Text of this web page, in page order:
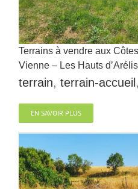
Terrains à vendre aux
Vienne – Les Hauts d’Arélis
terrain, terrain-accueil ,
EN SAVOIR PLUS